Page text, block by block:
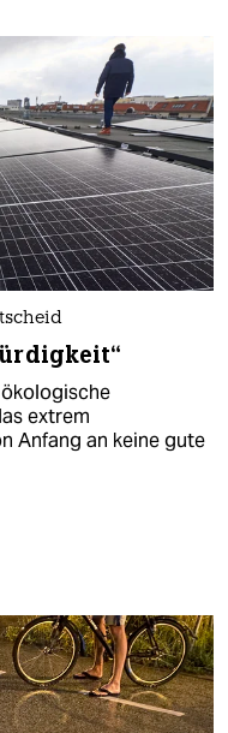
extrem
Anfang an keine gute